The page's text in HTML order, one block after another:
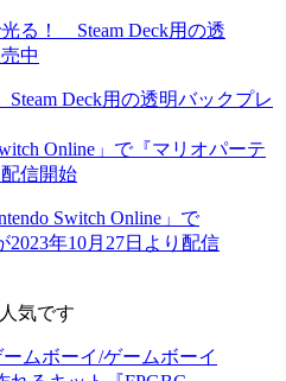
Deck用の透明バックプレ
Online」で『マリオパーテ
信開始